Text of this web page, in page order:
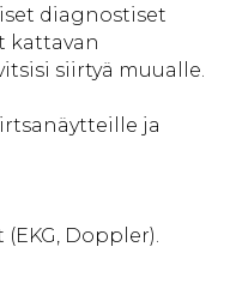
diagnostiset
kattavan
siirtyä muualle.
ja
Doppler).